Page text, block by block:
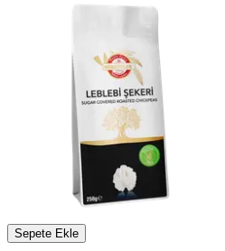
Sepete Ekle